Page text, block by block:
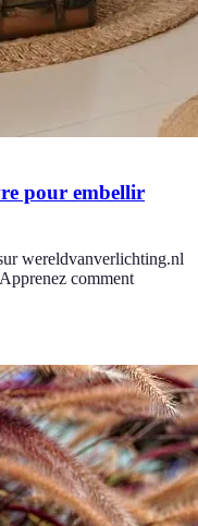
pour embellir
wereldvanverlichting.nl
comment